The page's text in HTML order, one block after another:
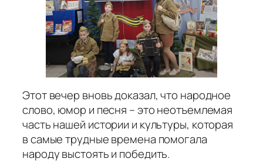
Этот вечер вновь доказал, что народное
слово, юмор и песня – это неотъемлемая
часть нашей истории и культуры, которая
в самые трудные времена помогала
народу выстоять и победить.